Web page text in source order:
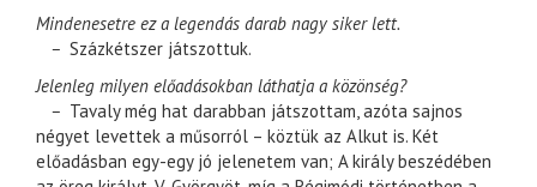
Mindenesetre ez a legendás darab nagy siker lett.
– Százkétszer játszottuk.
Jelenleg milyen előadásokban láthatja a közönség?
– Tavaly még hat darabban játszottam, azóta sajnos
négyet levettek a műsorról – köztük az Alkut is. Két
előadásban egy-egy jó jelenetem van; A király beszédében